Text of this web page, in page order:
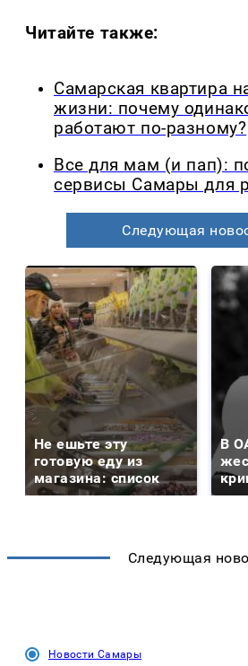
Читайте также:
Самарская квартира
жизни: почему
работают по-разному?
Все для мам (и пап):
сервисы Самары для
Следующая
Не ешьте эту
готовую еду из
магазина: список
В
Следующая
Новости Самары